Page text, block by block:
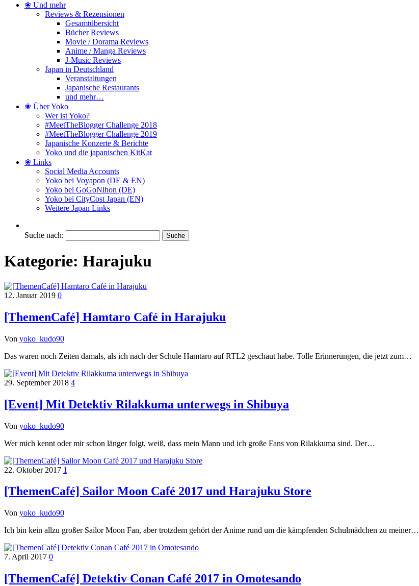
❀ Und mehr
Reviews & Rezensionen
Gesamtübersicht
Bücher Reviews
Movie / Dorama Reviews
Anime / Manga Reviews
J-Music Reviews
Japan in Deutschland
Veranstaltungen
Japanische Restaurants
und mehr…
❀ Über Yoko
Wer ist Yoko?
#MeetTheBlogger Challenge 2018
#MeetTheBlogger Challenge 2019
Japanische Konzerte & Berichte
Yoko und die japanischen KitKat
❀ Links
Social Media Accounts
Yoko bei Voyapon (DE & EN)
Yoko bei GoGoNihon (DE)
Yoko bei CityCost Japan (EN)
Weitere Japan Links
Suche nach:
Kategorie: Harajuku
12. Januar 2019 0
[ThemenCafé] Hamtaro Café in Harajuku
Von yoko_kudo90
Das waren noch Zeiten damals, als ich nach der Schule Hamtaro auf RTL2 geschaut habe. Tolle Erinnerungen, die jetzt zum…
29. September 2018 4
[Event] Mit Detektiv Rilakkuma unterwegs in Shibuya
Von yoko_kudo90
Wer mich kennt oder mir schon länger folgt, weiß, dass mein Mann und ich große Fans von Rilakkuma sind. Der…
22. Oktober 2017 1
[ThemenCafé] Sailor Moon Café 2017 und Harajuku Store
Von yoko_kudo90
Ich bin kein allzu großer Sailor Moon Fan, aber trotzdem gehört der Anime rund um die kämpfenden Schulmädchen zu meiner…
7. April 2017 0
[ThemenCafé] Detektiv Conan Café 2017 in Omotesando